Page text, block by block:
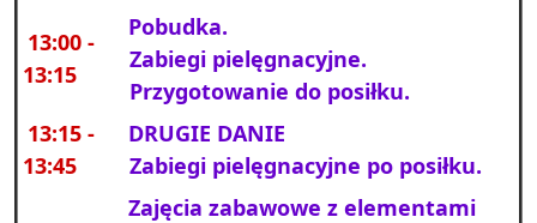
13:00 -
13:15
Pobudka.
Zabiegi pielęgnacyjne.
Przygotowanie do posiłku.
13:15 -
13:45
DRUGIE DANIE
Zabiegi pielęgnacyjne po posiłku.
Zajęcia zabawowe z elementami